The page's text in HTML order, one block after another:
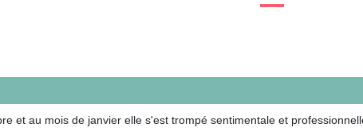
et au mois de janvier elle s'est trompé sentimentale et